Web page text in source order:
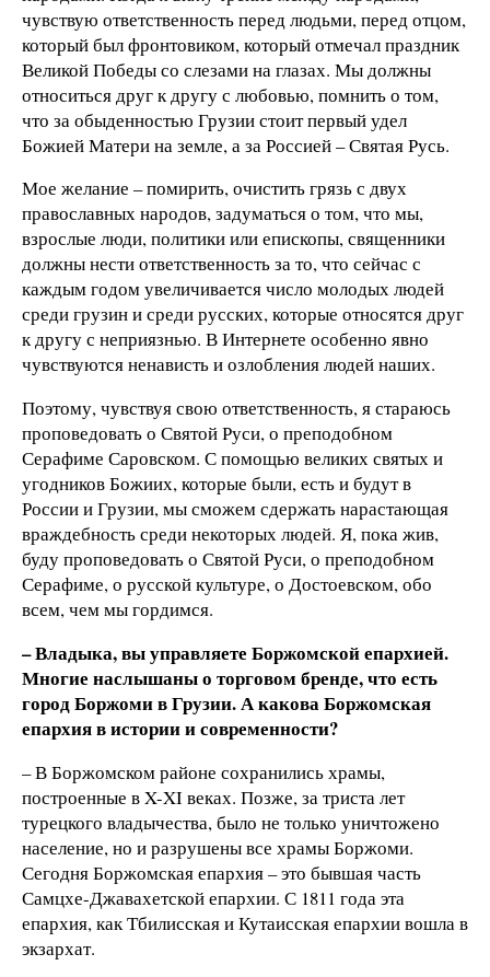
чувствую ответственность перед людьми, перед отцом,
который был фронтовиком, который отмечал праздник
Великой Победы со слезами на глазах. Мы должны
относиться друг к другу с любовью, помнить о том,
что за обыденностью Грузии стоит первый удел
Божией Матери на земле, а за Россией – Святая Русь.
Мое желание – помирить, очистить грязь с двух
православных народов, задуматься о том, что мы,
взрослые люди, политики или епископы, священники
должны нести ответственность за то, что сейчас с
каждым годом увеличивается число молодых людей
среди грузин и среди русских, которые относятся друг
к другу с неприязнью. В Интернете особенно явно
чувствуются ненависть и озлобления людей наших.
Поэтому, чувствуя свою ответственность, я стараюсь
проповедовать о Святой Руси, о преподобном
Серафиме Саровском. С помощью великих святых и
угодников Божиих, которые были, есть и будут в
России и Грузии, мы сможем сдержать нарастающая
враждебность среди некоторых людей. Я, пока жив,
буду проповедовать о Святой Руси, о преподобном
Серафиме, о русской культуре, о Достоевском, обо
всем, чем мы гордимся.
– Владыка, вы управляете Боржомской епархией.
Многие наслышаны о торговом бренде, что есть
город Боржоми в Грузии. А какова Боржомская
епархия в истории и современности?
– В Боржомском районе сохранились храмы,
построенные в X-XI веках. Позже, за триста лет
турецкого владычества, было не только уничтожено
население, но и разрушены все храмы Боржоми.
Сегодня Боржомская епархия – это бывшая часть
Самцхе-Джавахетской епархии. С 1811 года эта
епархия, как Тбилисская и Кутаисская епархии вошла в
экзархат.